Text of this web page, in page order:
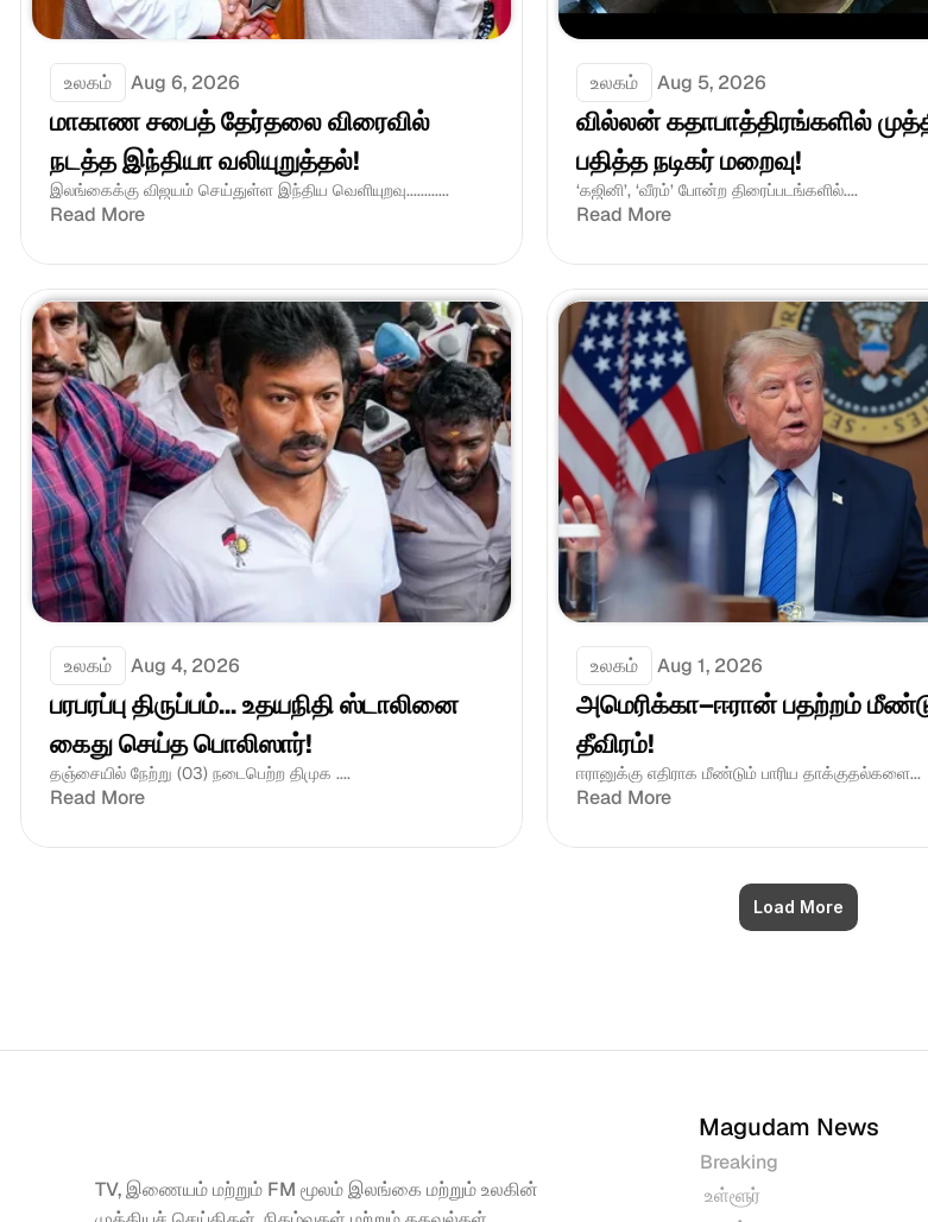
உலகம் Aug 6, 2026
மாகாண சபைத் தேர்தலை விரைவில்
நடத்த இந்தியா வலியுறுத்தல்!
இலங்கைக்கு விஜயம் செய்துள்ள இந்திய வெளியுறவு............
Read More
உலகம் Aug 5, 2026
வில்லன் கதாபாத்திரங்களில்
பதித்த நடிகர் மறைவு!
‘கஜினி’, ‘வீரம்’ போன்ற திரைப்படங்களில்....
Read More
உலகம் Aug 4, 2026
பரபரப்பு திருப்பம்... உதயநிதி ஸ்டாலினை
கைது செய்த பொலிஸார்!
தஞ்சையில் நேற்று (03) நடைபெற்ற திமுக ....
Read More
உலகம் Aug 1, 2026
அமெரிக்கா–ஈரான் பதற்றம்
தீவிரம்!
ஈரானுக்கு எதிராக மீண்டும் பாரிய தாக்குதல்களை...
Read More
Load More
TV, இணையம் மற்றும் FM மூலம் இலங்கை மற்றும் உலகின்
Magudam News
Breaking
உள்ளூர்